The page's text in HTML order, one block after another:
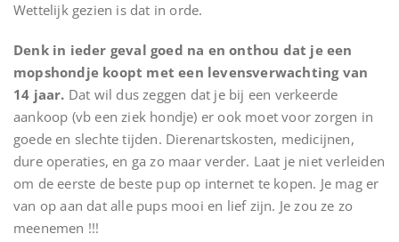
Wettelijk gezien is dat in orde.
Denk in ieder geval goed na en onthou dat je een
mopshondje koopt met een levensverwachting van
14 jaar. Dat wil dus zeggen dat je bij een verkeerde
aankoop (vb een ziek hondje) er ook moet voor zorgen in
goede en slechte tijden. Dierenartskosten, medicijnen,
dure operaties, en ga zo maar verder. Laat je niet verleiden
om de eerste de beste pup op internet te kopen. Je mag er
van op aan dat alle pups mooi en lief zijn. Je zou ze zo
meenemen !!!